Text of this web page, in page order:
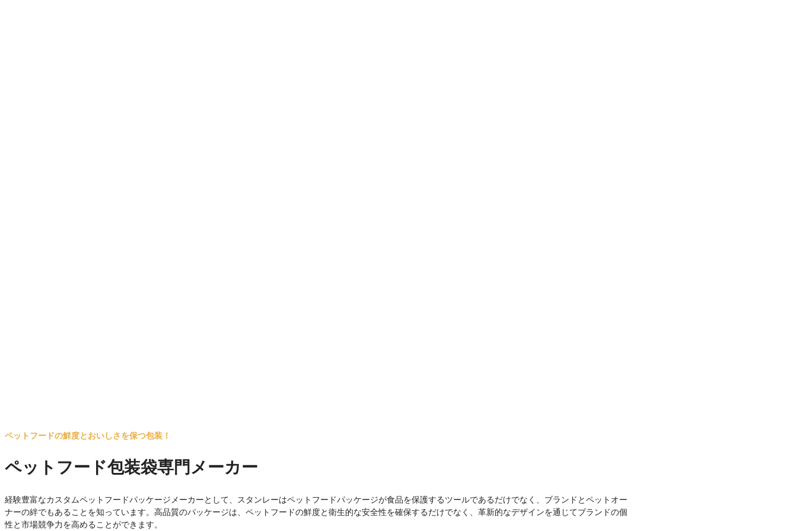
ペットフードの鮮度とおいしさを保つ包装！
ペットフード包装袋専門メーカー
経験豊富なカスタムペットフードパッケージメーカーとして、スタンレーはペットフードパッケージが食品を保護するツールであるだけでなく、ブランドとペットオー
ナーの絆でもあることを知っています。高品質のパッケージは、ペットフードの鮮度と衛生的な安全性を確保するだけでなく、革新的なデザインを通じてブランドの個
性と市場競争力を高めることができます。